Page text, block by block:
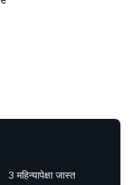
3 महिन्यापेक्षा जास्त